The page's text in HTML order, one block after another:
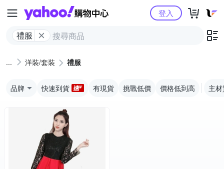
Yahoo購物中心
禮服
登入
洋裝/套裝 禮服
品牌 快速到貨 有現貨 挑戰低價 價格低到高 主